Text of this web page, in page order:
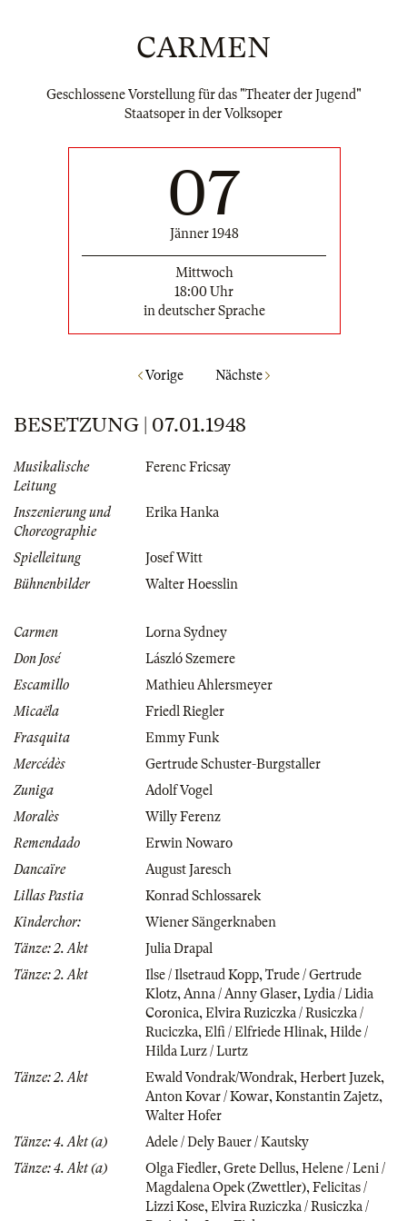
CARMEN
Geschlossene Vorstellung für das "Theater der Jugend"
Staatsoper in der Volksoper
07
Jänner 1948
Mittwoch
18:00 Uhr
in deutscher Sprache
Vorige Nächste
BESETZUNG | 07.01.1948
Musikalische
Leitung
Ferenc Fricsay
Inszenierung und
Choreographie
Erika Hanka
Spielleitung
Josef Witt
Bühnenbilder
Walter Hoesslin
Carmen
Lorna Sydney
Don José
László Szemere
Escamillo
Mathieu Ahlersmeyer
Micaëla
Friedl Riegler
Frasquita
Emmy Funk
Mercédès
Gertrude Schuster-Burgstaller
Zuniga
Adolf Vogel
Moralès
Willy Ferenz
Remendado
Erwin Nowaro
Dancaïre
August Jaresch
Lillas Pastia
Konrad Schlossarek
Kinderchor:
Wiener Sängerknaben
Tänze: 2. Akt
Julia Drapal
Tänze: 2. Akt
Ilse / Ilsetraud Kopp,Trude / Gertrude
Klotz,Anna / Anny Glaser,Lydia / Lidia
Coronica,Elvira Ruziczka / Rusiczka /
Ruciczka,Elfi / Elfriede Hlinak,Hilde /
Hilda Lurz / Lurtz
Tänze: 2. Akt
Ewald Vondrak/Wondrak,Herbert Juzek,
Anton Kovar / Kowar,Konstantin Zajetz,
Walter Hofer
Tänze: 4. Akt (a)
Adele / Dely Bauer / Kautsky
Tänze: 4. Akt (a)
Olga Fiedler,Grete Dellus,Helene / Leni /
Magdalena Opek (Zwettler),Felicitas /
Lizzi Kose,Elvira Ruziczka / Rusiczka /